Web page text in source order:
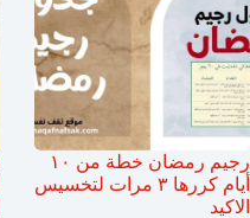
رجيم رمضان خطة من ١٠
أيام كررها ٣ مرات لتخسيس
الاكيد